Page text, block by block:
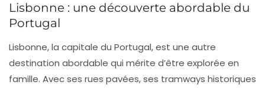
Lisbonne : une découverte abordable du
Portugal
Lisbonne, la capitale du Portugal, est une autre
destination abordable qui mérite d’être explorée en
famille. Avec ses rues pavées, ses tramways historiques